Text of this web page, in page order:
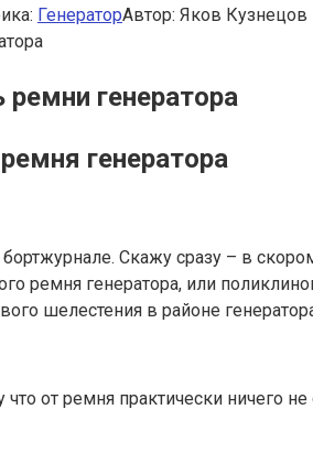
ГенераторАвтор: Яков Кузнецов
генератора
генератора
Скажу сразу – в
ремня генератора, или
шелестения в районе
от ремня практически ничего не